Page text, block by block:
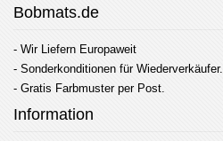
Bobmats.de
- Wir Liefern Europaweit
- Sonderkonditionen für Wiederverkäufer.
- Gratis Farbmuster per Post.
Information